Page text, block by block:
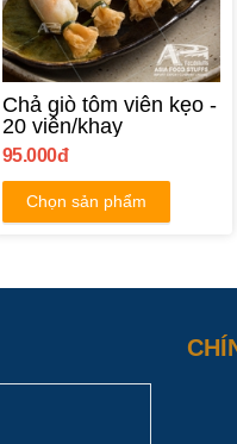
Chả giò tôm viên kẹo -
20 viên/khay
95.000đ
Chọn sản phẩm